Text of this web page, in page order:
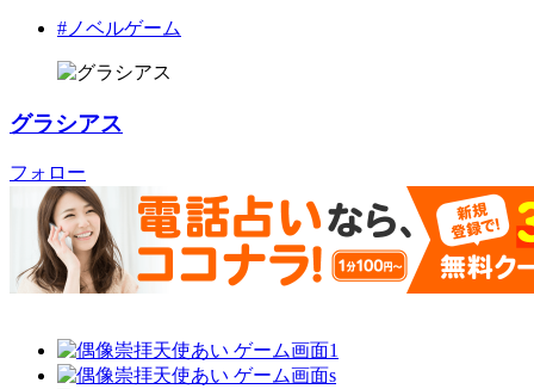
#ノベルゲーム
グラシアス
フォロー